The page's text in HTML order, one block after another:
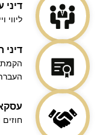
דיני
ליווי
דיני
הקמת